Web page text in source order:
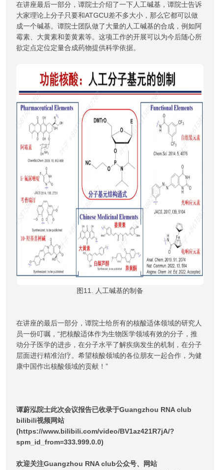
在讲座最后一部分，谭院士介绍了一下人工碱基，谭院士告诉
大家理论上分子只要和ATGCU差不多大小，那么它都可以做
成一个碱基。谭院士团队做了大量的人工碱基的合成，例如阿
霉素、大黄素和姜黄素等。这项工作的开展可以为今后随心所
欲定点定位定量合成药物提供科学依据。
图11. 人工碱基的制备
在讲座的最后一部分，谭院士给所有的核酸适体领域的研究人
员一份叮嘱，“把核酸适体作为生物医学领域有效的分子，推
动分子医学的进步，在分子水平了解疾病发生的机制，在分子
层面进行精准治疗。希望核酸领域的各位朋友一起合作，为健
康中国作出核酸领域的贡献！”
谭蔚泓院士此次会议报告已收录于Guangzhou RNA club
bilibili视频网站
(https://www.bilibili.com/video/BV1az421R7jA/?
spm_id_from=333.999.0.0)
欢迎关注Guangzhou RNA club公众号、网站